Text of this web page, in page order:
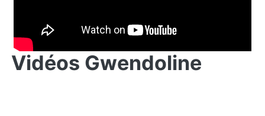
Vidéos Gwendoline